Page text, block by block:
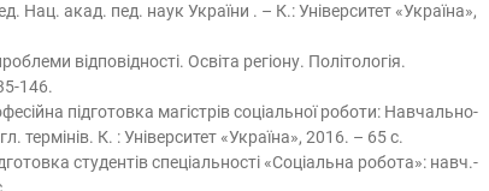
Нац. акад. пед. наук України . – К.: Університет «Україна»,
відповідності. Освіта регіону. Політологія.
146.
підготовка магістрів соціальної роботи: Навчально-
термінів. К. : Університет «Україна», 2016. – 65 с.
студентів спеціальності «Соціальна робота»: навч.-